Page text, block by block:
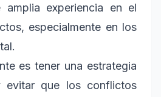
amplia experiencia en el
especialmente en los
es tener una estrategia
evitar que los conflictos